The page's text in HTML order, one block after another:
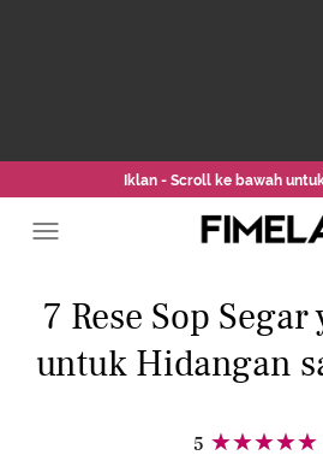
Iklan - Scroll ke bawah
7 Rese Sop
untuk Hidangan
5